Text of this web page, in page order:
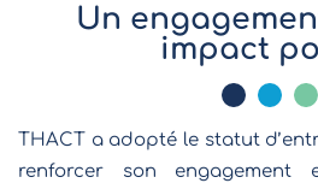
Un
impact
THACT a adopté le statut
renforcer son engagement